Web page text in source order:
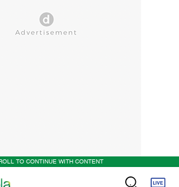
TO CONTINUE WITH CONTENT